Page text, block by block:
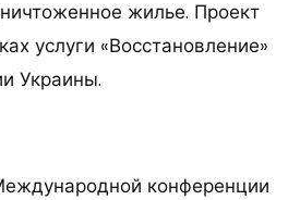
жилье. Проект
услуги «Восстановление»
Украины.
конференции